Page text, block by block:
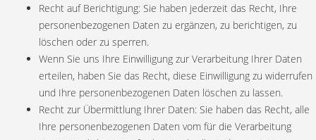
Recht auf Berichtigung: Sie haben jederzeit das Recht, Ihre
personenbezogenen Daten zu ergänzen, zu berichtigen, zu
löschen oder zu sperren.
Wenn Sie uns Ihre Einwilligung zur Verarbeitung Ihrer Daten
erteilen, haben Sie das Recht, diese Einwilligung zu widerrufen
und Ihre personenbezogenen Daten löschen zu lassen.
Recht zur Übermittlung Ihrer Daten: Sie haben das Recht, alle
Ihre personenbezogenen Daten vom für die Verarbeitung